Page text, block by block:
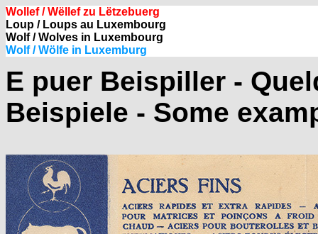
Wollef / Wëllef zu Lëtzebuerg
Loup / Loups au Luxembourg
Wolf / Wolves in Luxembourg
Wolf / Wölfe in Luxemburg
E puer Beispiller -
Beispiele - Some